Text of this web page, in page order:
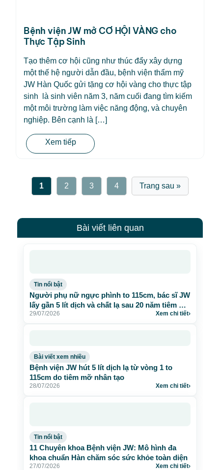
Bệnh viện JW mở CƠ HỘI VÀNG cho
Thực Tập Sinh
Tạo thêm cơ hội cũng như thúc đẩy xây dựng
một thế hệ người dẫn đầu, bệnh viện thẩm mỹ
JW Hàn Quốc gửi tặng cơ hội vàng cho thực tập
sinh là sinh viên năm 3, năm cuối đang tìm kiếm
một môi trường làm việc năng động, và chuyên
nghiệp. Bên cạnh là […]
Xem tiếp
1 2 3 4 Trang sau »
Bài viết liên quan
Tin nổi bật
Người phụ nữ ngực phình to 115cm, bác sĩ JW
lấy gần 5 lít dịch và chất lạ sau 20 năm tiêm mỡ
nhân tạo
29/07/2026 Xem chi tiết›
Bài viết xem nhiều
Bệnh viện JW hút 5 lít dịch lạ từ vòng 1 to
115cm do tiêm mỡ nhân tạo
28/07/2026 Xem chi tiết›
Tin nổi bật
11 Chuyên khoa Bệnh viện JW: Mô hình đa
khoa chuẩn Hàn chăm sóc sức khỏe toàn diện
27/07/2026 Xem chi tiết›